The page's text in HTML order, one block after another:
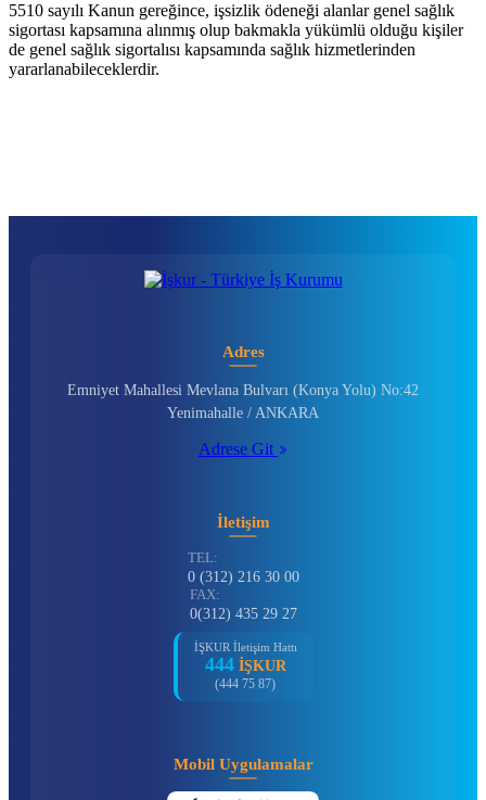
5510 sayılı Kanun gereğince, işsizlik ödeneği alanlar genel sağlık
sigortası kapsamına alınmış olup bakmakla yükümlü olduğu kişiler
de genel sağlık sigortalısı kapsamında sağlık hizmetlerinden
yararlanabileceklerdir.
Adres
Emniyet Mahallesi Mevlana Bulvarı (Konya Yolu) No:42
Yenimahalle / ANKARA
Adrese Git
İletişim
TEL:
0 (312) 216 30 00
FAX:
0(312) 435 29 27
İŞKUR İletişim Hattı
444 İŞKUR
(444 75 87)
Mobil Uygulamalar